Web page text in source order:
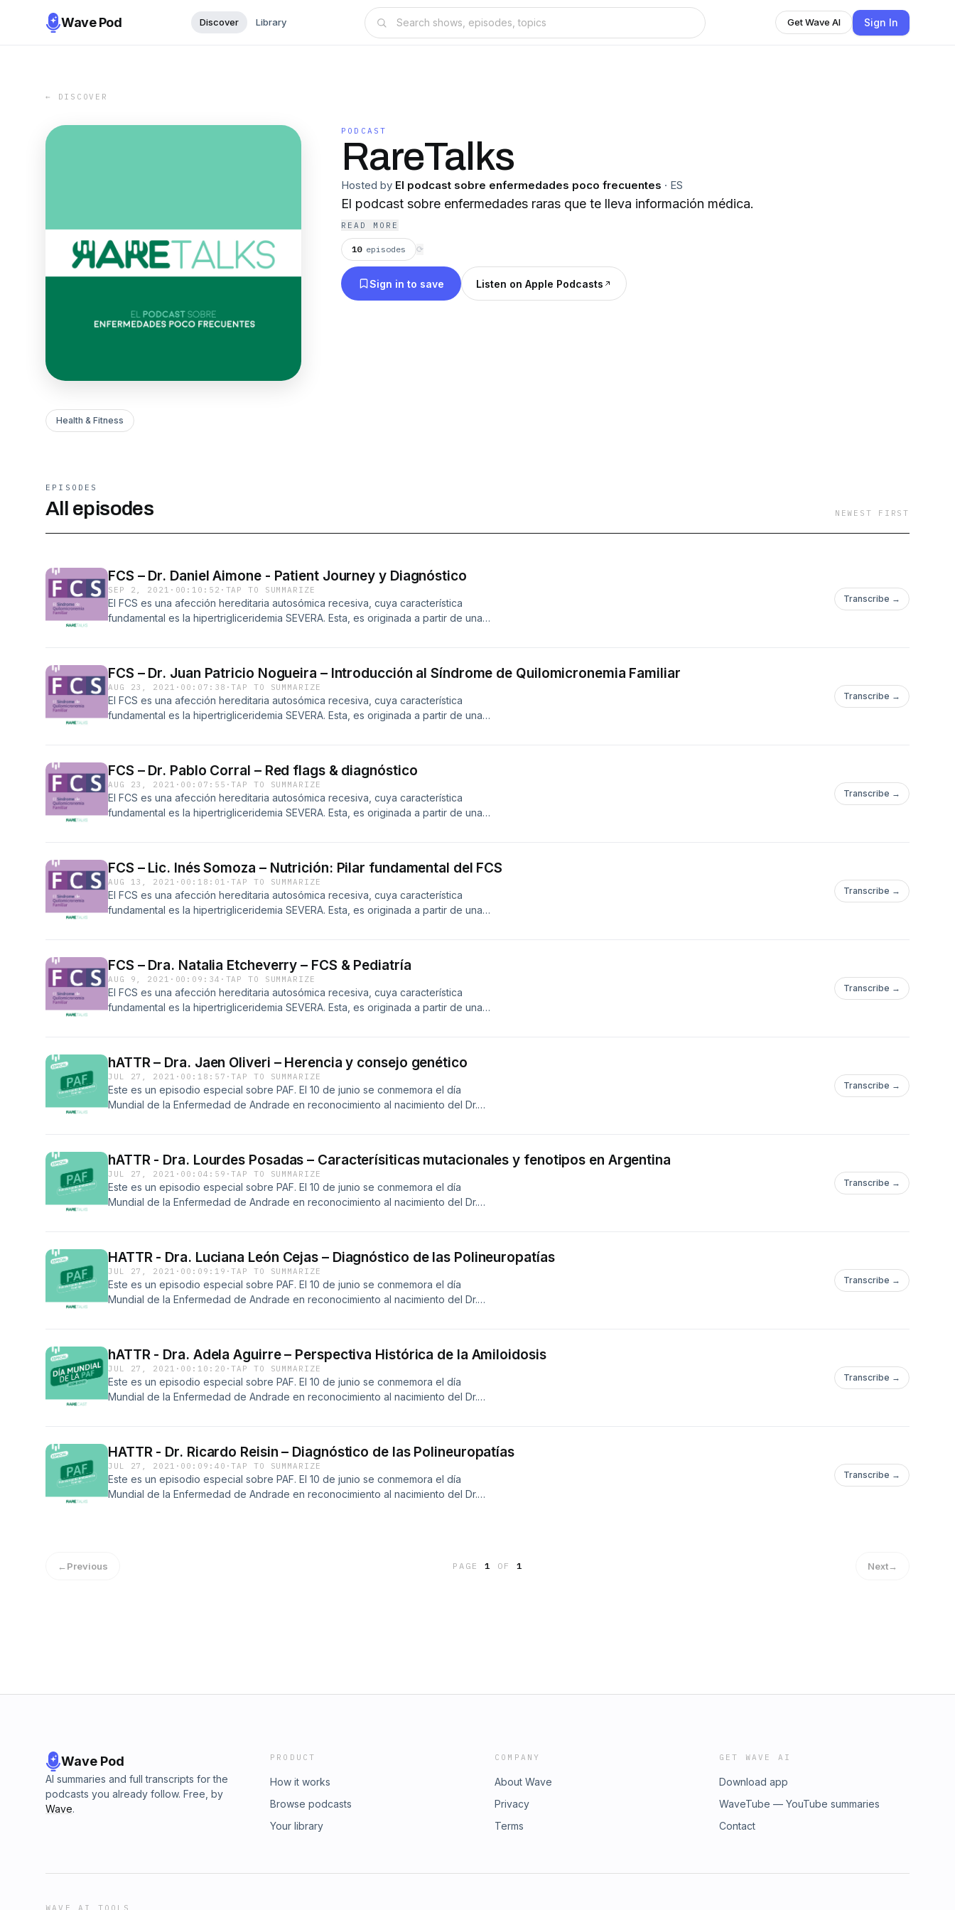
Wave Pod Discover Library Get Wave AI Sign In
← DISCOVER
PODCAST
RareTalks
Hosted by El podcast sobre enfermedades poco frecuentes · ES
El podcast sobre enfermedades raras que te lleva información médica.
READ MORE
10 episodes ⟳
Sign in to save Listen on Apple Podcasts
Health & Fitness
EPISODES
All episodes NEWEST FIRST
FCS – Dr. Daniel Aimone - Patient Journey y Diagnóstico
SEP 2, 2021 · 00:10:52 · TAP TO SUMMARIZE
El FCS es una afección hereditaria autosómica recesiva, cuya característica
fundamental es la hipertrigliceridemia SEVERA. Esta, es originada a partir de una
Transcribe →
FCS – Dr. Juan Patricio Nogueira – Introducción al Síndrome de Quilomicronemia Familiar
AUG 23, 2021 · 00:07:38 ·TAP TO SUMMARIZE
El FCS es una afección hereditaria autosómica recesiva, cuya característica
fundamental es la hipertrigliceridemia SEVERA. Esta, es originada a partir de una
Transcribe →
FCS – Dr. Pablo Corral – Red flags & diagnóstico
AUG 23, 2021 · 00:07:55 ·TAP TO SUMMARIZE
El FCS es una afección hereditaria autosómica recesiva, cuya característica
fundamental es la hipertrigliceridemia SEVERA. Esta, es originada a partir de una
Transcribe →
FCS – Lic. Inés Somoza – Nutrición: Pilar fundamental del FCS
AUG 13, 2021 · 00:18:01 ·TAP TO SUMMARIZE
El FCS es una afección hereditaria autosómica recesiva, cuya característica
fundamental es la hipertrigliceridemia SEVERA. Esta, es originada a partir de una
Transcribe →
FCS – Dra. Natalia Etcheverry – FCS & Pediatría
AUG 9, 2021 · 00:09:34 · TAP TO SUMMARIZE
El FCS es una afección hereditaria autosómica recesiva, cuya característica
fundamental es la hipertrigliceridemia SEVERA. Esta, es originada a partir de una
Transcribe →
hATTR – Dra. Jaen Oliveri – Herencia y consejo genético
JUL 27, 2021 · 00:18:57 ·TAP TO SUMMARIZE
Este es un episodio especial sobre PAF. El 10 de junio se conmemora el día
Mundial de la Enfermedad de Andrade en reconocimiento al nacimiento del Dr.
Transcribe →
hATTR - Dra. Lourdes Posadas – Caracterísiticas mutacionales y fenotipos en Argentina
JUL 27, 2021 · 00:04:59 ·TAP TO SUMMARIZE
Este es un episodio especial sobre PAF. El 10 de junio se conmemora el día
Mundial de la Enfermedad de Andrade en reconocimiento al nacimiento del Dr.
Transcribe →
HATTR - Dra. Luciana León Cejas – Diagnóstico de las Polineuropatías
JUL 27, 2021 · 00:09:19 ·TAP TO SUMMARIZE
Este es un episodio especial sobre PAF. El 10 de junio se conmemora el día
Mundial de la Enfermedad de Andrade en reconocimiento al nacimiento del Dr.
Transcribe →
hATTR - Dra. Adela Aguirre – Perspectiva Histórica de la Amiloidosis
JUL 27, 2021 · 00:10:20 ·TAP TO SUMMARIZE
Este es un episodio especial sobre PAF. El 10 de junio se conmemora el día
Mundial de la Enfermedad de Andrade en reconocimiento al nacimiento del Dr.
Transcribe →
HATTR - Dr. Ricardo Reisin – Diagnóstico de las Polineuropatías
JUL 27, 2021 · 00:09:40 ·TAP TO SUMMARIZE
Este es un episodio especial sobre PAF. El 10 de junio se conmemora el día
Mundial de la Enfermedad de Andrade en reconocimiento al nacimiento del Dr.
Transcribe →
←Previous PAGE1 OF 1 Next→
Wave Pod
AI summaries and full transcripts for the
podcasts you already follow. Free, by
Wave.
PRODUCT
How it works
Browse podcasts
Your library
COMPANY
About Wave
Privacy
Terms
GET WAVE AI
Download app
WaveTube — YouTube summaries
Contact
WAVE AI TOOLS